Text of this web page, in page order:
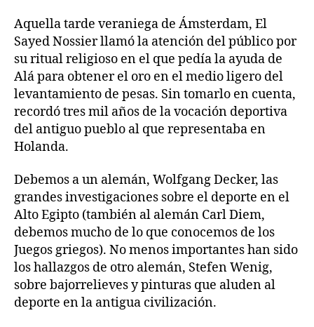
Aquella tarde veraniega de Ámsterdam, El
Sayed Nossier llamó la atención del público por
su ritual religioso en el que pedía la ayuda de
Alá para obtener el oro en el medio ligero del
levantamiento de pesas. Sin tomarlo en cuenta,
recordó tres mil años de la vocación deportiva
del antiguo pueblo al que representaba en
Holanda.
Debemos a un alemán, Wolfgang Decker, las
grandes investigaciones sobre el deporte en el
Alto Egipto (también al alemán Carl Diem,
debemos mucho de lo que conocemos de los
Juegos griegos). No menos importantes han sido
los hallazgos de otro alemán, Stefen Wenig,
sobre bajorrelieves y pinturas que aluden al
deporte en la antigua civilización.